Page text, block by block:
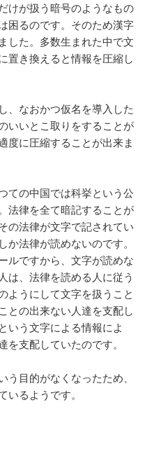
けが扱う暗号のようなもの
困るのです。そのため漢字
した。多数生まれた中で文
置き換えると情報を圧縮し
、なおかつ仮名を導入した
いいとこ取りをすることが
度に圧縮することが出来ま
ての中国では科挙という公
法律を全て暗記することが
の法律が文字で記されてい
か法律が読めないのです。
ルですから、文字が読めな
は、法律を読める人に従う
ようにして文字を扱うこと
との出来ない人達を支配し
いう文字による情報によ
を支配していたのです。
目的がなくなったため、
いるようです。